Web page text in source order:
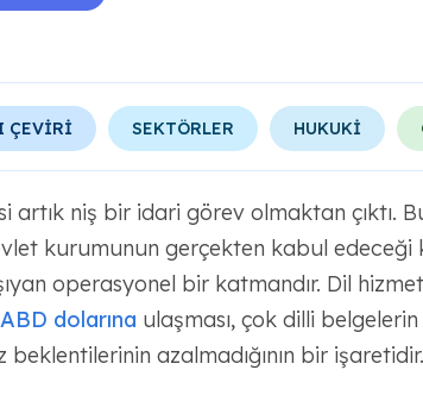
ÇEVİRİ SEKTÖRLER HUKUKİ
artık niş bir idari görev olmaktan çıktı.
kurumunun gerçekten kabul edeceği
operasyonel bir katmandır. Dil
dolarına ulaşması, çok dilli
beklentilerinin azalmadığının bir işaretidir.